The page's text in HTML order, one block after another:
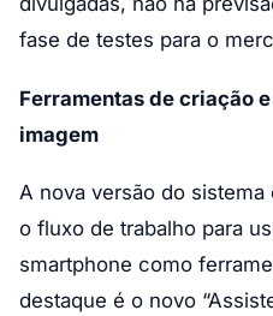
fase de testes para o
Ferramentas de criação
imagem
A nova versão do
o fluxo de trabalho para
smartphone como
destaque é o novo